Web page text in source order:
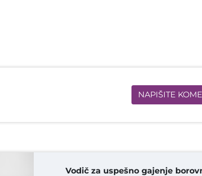
NAPIŠITE
Vodič za uspešno gajenje